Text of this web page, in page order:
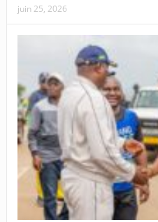
juin 25, 2026